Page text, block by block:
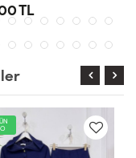
TL
AYNIGÜN
KARGO